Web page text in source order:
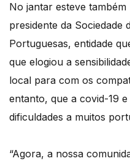
No jantar esteve
presidente da Sociedade
Portuguesas, entidade
que elogiou a
local para com os
entanto, que a covid-19
dificuldades a muitos
“Agora, a nossa